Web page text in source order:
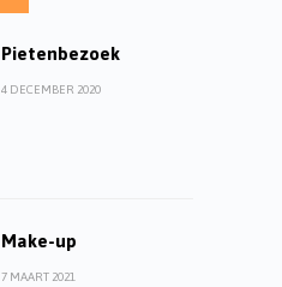
Pietenbezoek
4 DECEMBER 2020
Make-up
7 MAART 2021